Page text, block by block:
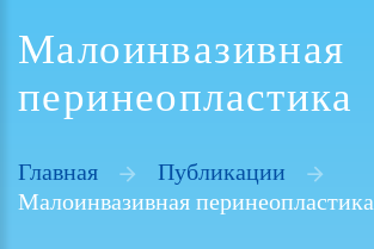
Малоинвазивная
перинеопластика
Главная
Публикации
Малоинвазивная перинеопластика